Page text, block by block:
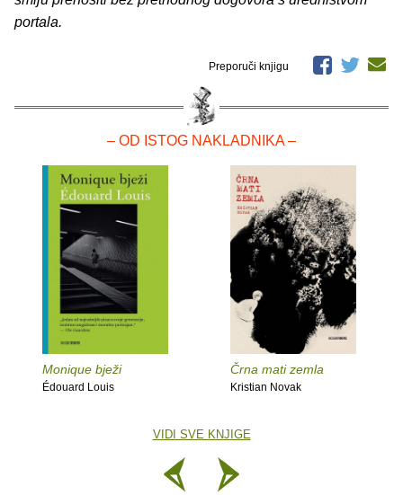
portala.
Preporuči knjigu
– OD ISTOG NAKLADNIKA –
Monique bježi
Édouard Louis
Črna mati zemla
Kristian Novak
VIDI SVE KNJIGE